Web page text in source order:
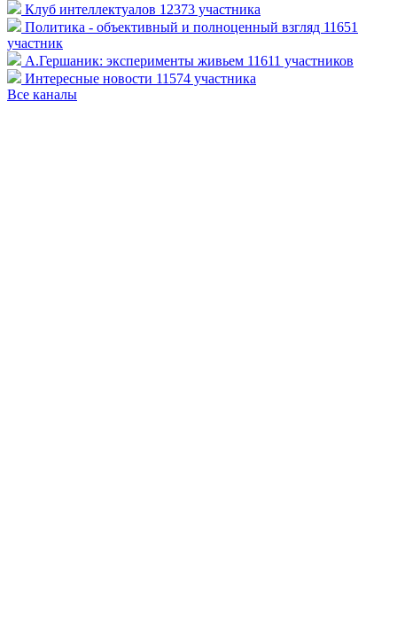
Клуб интеллектуалов 12373 участника
Политика - объективный и полноценный взгляд 11651
участник
А.Гершаник: эксперименты живьем 11611 участников
Интересные новости 11574 участника
Все каналы